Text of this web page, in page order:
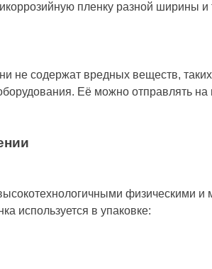
пленку разной ширины
не содержат вредных веществ,
Её можно отправлять
физическими
используется в упаковке: